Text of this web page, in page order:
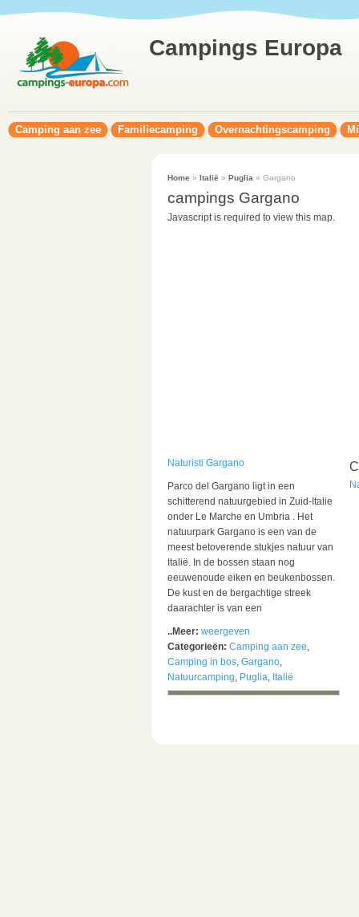
Campings Europa
Camping aan zee Familiecamping Overnachtingscamping
Home » Italië » Puglia » Gargano
campings Gargano
Javascript is required to view this map.
Naturisti Gargano
Parco del Gargano ligt in een
schitterend natuurgebied in Zuid-Italie
onder Le Marche en Umbria . Het
natuurpark Gargano is een van de
meest betoverende stukjes natuur van
Italië. In de bossen staan nog
eeuwenoude eiken en beukenbossen.
De kust en de bergachtige streek
daarachter is van een
..Meer: weergeven
Categorieën: Camping aan zee,
Camping in bos, Gargano,
Natuurcamping, Puglia, Italië